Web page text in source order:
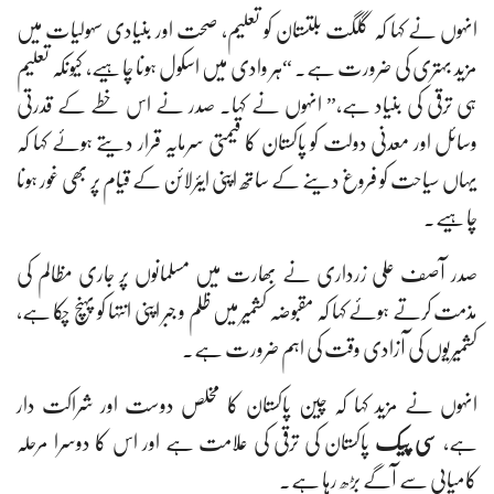
انہوں نے کہا کہ گلگت بلتستان کو تعلیم، صحت اور بنیادی سہولیات میں
مزید بہتری کی ضرورت ہے۔ “ہر وادی میں اسکول ہونا چاہیے، کیونکہ تعلیم
ہی ترقی کی بنیاد ہے،” انہوں نے کہا۔ صدر نے اس خطے کے قدرتی
وسائل اور معدنی دولت کو پاکستان کا قیمتی سرمایہ قرار دیتے ہوئے کہا کہ
یہاں سیاحت کو فروغ دینے کے ساتھ اپنی ایئرلائن کے قیام پر بھی غور ہونا
چاہیے۔
صدر آصف علی زرداری نے بھارت میں مسلمانوں پر جاری مظالم کی
مذمت کرتے ہوئے کہا کہ مقبوضہ کشمیر میں ظلم و جبر اپنی انتہا کو پہنچ چکا ہے،
کشمیریوں کی آزادی وقت کی اہم ضرورت ہے۔
انہوں نے مزید کہا کہ چین پاکستان کا مخلص دوست اور شراکت دار
ہے، سی پیک پاکستان کی ترقی کی علامت ہے اور اس کا دوسرا مرحلہ
کامیابی سے آگے بڑھ رہا ہے۔